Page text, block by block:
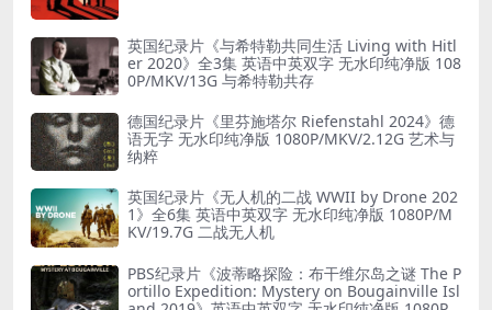
英国纪录片《与希特勒共同生活 Living with Hitl
er 2020》全3集 英语中英双字 无水印纯净版 108
0P/MKV/13G 与希特勒共存
德国纪录片《里芬施塔尔 Riefenstahl 2024》德
语无字 无水印纯净版 1080P/MKV/2.12G 艺术与
纳粹
英国纪录片《无人机的二战 WWII by Drone 202
1》全6集 英语中英双字 无水印纯净版 1080P/M
KV/19.7G 二战无人机
PBS纪录片《波蒂略探险：布干维尔岛之谜 The P
ortillo Expedition: Mystery on Bougainville Isl